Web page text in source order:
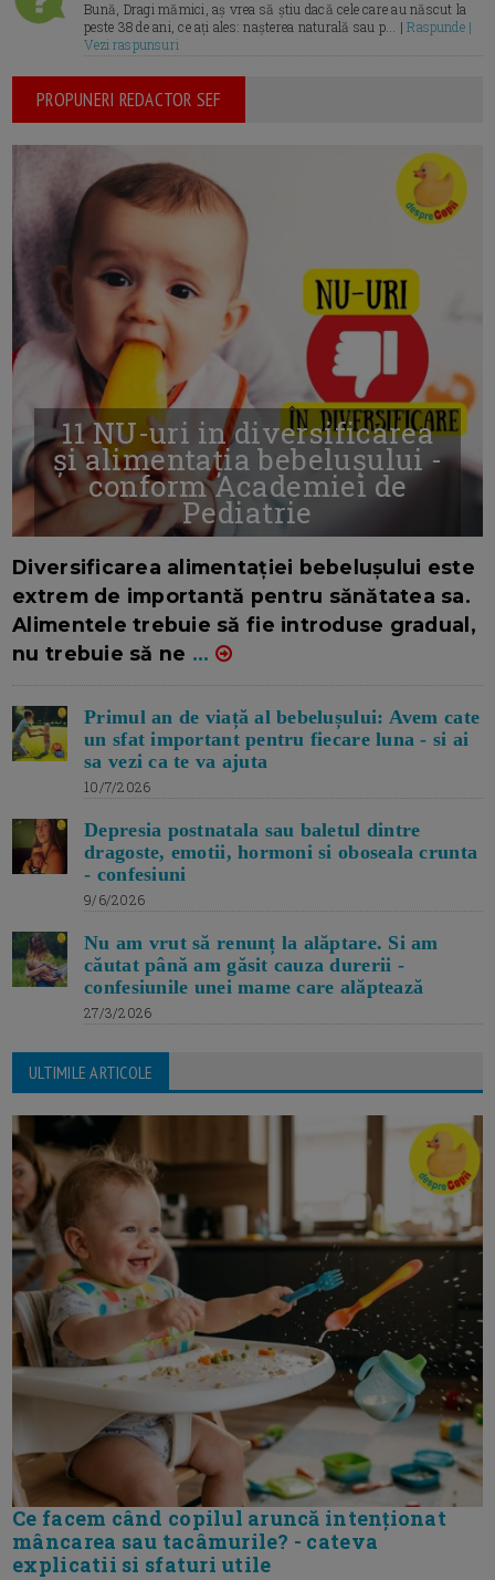
Bună, Dragi mămici, aș vrea să știu dacă cele care au născut la
peste 38 de ani, ce ați ales: nașterea naturală sau p... |Raspunde |
Vezi raspunsuri
PROPUNERI REDACTOR SEF
11 NU-uri in diversificarea
și alimentația bebelușului -
conform Academiei de
Pediatrie
Diversificarea alimentației bebelușului este
extrem de importantă pentru sănătatea sa.
Alimentele trebuie să fie introduse gradual,
nu trebuie să ne ...
Primul an de viață al bebelușului: Avem cate
un sfat important pentru fiecare luna - si ai
sa vezi ca te va ajuta
10/7/2026
Depresia postnatala sau baletul dintre
dragoste, emotii, hormoni si oboseala crunta
- confesiuni
9/6/2026
Nu am vrut să renunț la alăptare. Si am
căutat până am găsit cauza durerii -
confesiunile unei mame care alăptează
27/3/2026
ULTIMILE ARTICOLE
Ce facem când copilul aruncă intenționat
mâncarea sau tacâmurile? - cateva
explicatii si sfaturi utile